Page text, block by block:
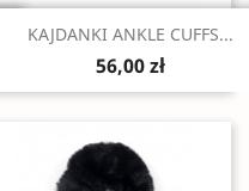
Szybki podgląd
KAJDANKI ANKLE CUFFS...
56,00 zł